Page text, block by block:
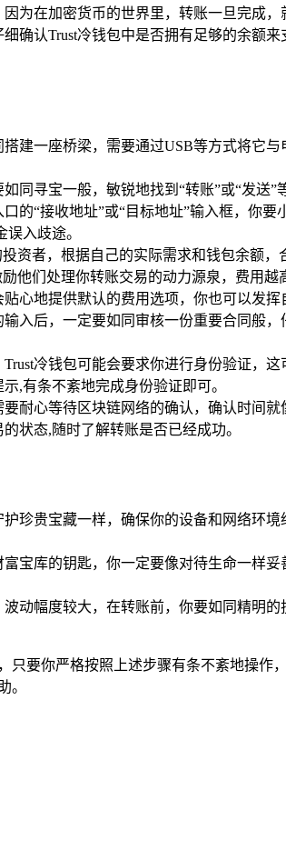
为在加密货币的世界里，转账一旦完成，
确认Trust冷钱包中是否拥有足够的余额
建一座桥梁，需要通过USB等方式将它
同寻宝一般，敏锐地找到“转账”或“发送
的“接收地址”或“目标地址”输入框，你
入歧途。
资者，根据自己的实际需求和钱包余额
他们处理你转账交易的动力源泉，费用
心地提供默认的费用选项，你也可以发挥
入后，一定要如同审核一份重要合同般
冷钱包可能会要求你进行身份验证，
,有条不紊地完成身份验证即可。
耐心等待区块链网络的确认，确认时间
状态,随时了解转账是否已经成功。
珍贵宝藏一样，确保你的设备和网络环
宝库的钥匙，你一定要像对待生命一样
动幅度较大，在转账前，你要如同精明
只要你严格按照上述步骤有条不紊地操
。